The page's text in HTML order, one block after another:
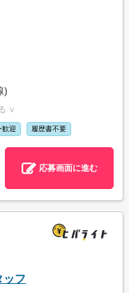
)
∨
歓迎 履歴書不要
応募画面に進む
ッフ